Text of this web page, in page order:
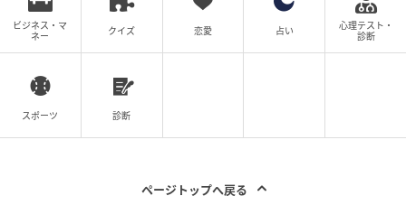
から不安が残る買い物になりかねません。だからこ
そ、エンブレムや縫製、国旗まわりの質感といった細
きます。
て確認することで、取引全体の安心感は変わってきま
ビジネス・マ
ネー
クイズ 恋愛 占い
心理テスト・
診断
スポーツ 診断
ページトップへ戻る